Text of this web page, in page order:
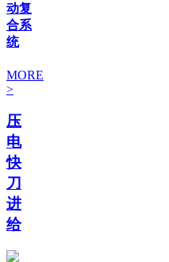
动复
合系
统
MORE
>
压
电
快
刀
进
给